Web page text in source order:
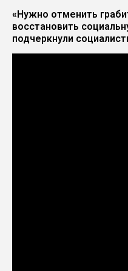
«Нужно отменить
восстановить
подчеркнули